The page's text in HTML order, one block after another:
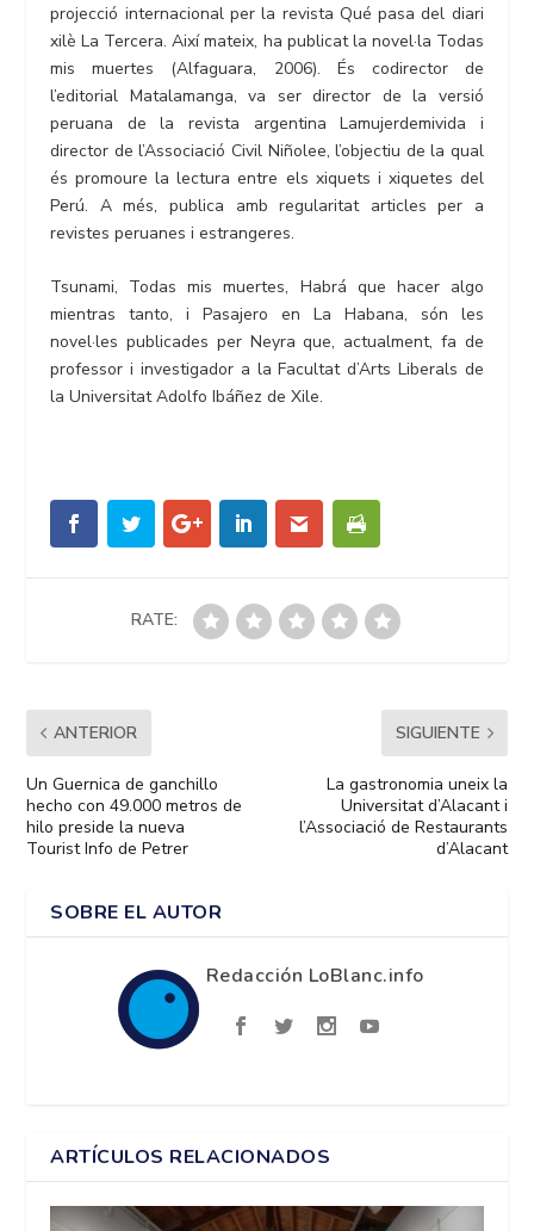
projecció internacional per la revista Qué pasa del diari
xilè La Tercera. Així mateix, ha publicat la novel·la Todas
mis muertes (Alfaguara, 2006). És codirector de
l’editorial Matalamanga, va ser director de la versió
peruana de la revista argentina Lamujerdemivida i
director de l’Associació Civil Niñolee, l’objectiu de la qual
és promoure la lectura entre els xiquets i xiquetes del
Perú. A més, publica amb regularitat articles per a
revistes peruanes i estrangeres.
Tsunami, Todas mis muertes, Habrá que hacer algo
mientras tanto, i Pasajero en La Habana, són les
novel·les publicades per Neyra que, actualment, fa de
professor i investigador a la Facultat d’Arts Liberals de
la Universitat Adolfo Ibáñez de Xile.
RATE:
ANTERIOR
Un Guernica de ganchillo
hecho con 49.000 metros de
hilo preside la nueva
Tourist Info de Petrer
SIGUIENTE
La gastronomia uneix la
Universitat d’Alacant i
l’Associació de Restaurants
d’Alacant
SOBRE EL AUTOR
Redacción LoBlanc.info
ARTÍCULOS RELACIONADOS